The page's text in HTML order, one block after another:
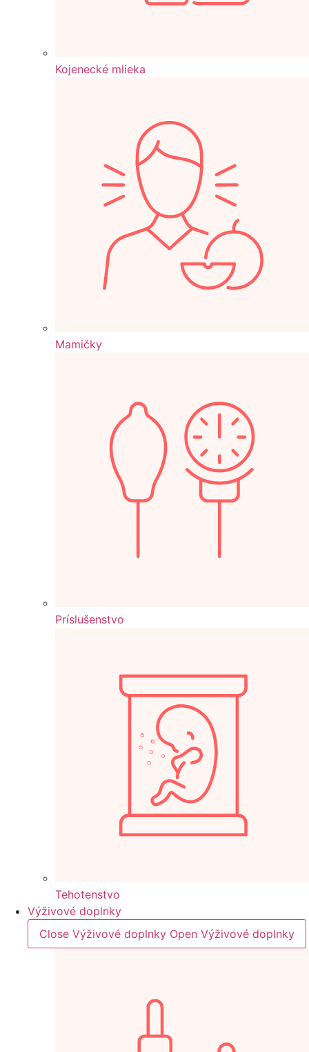
Kojenecké mlieka
Mamičky
Príslušenstvo
Tehotenstvo
Výživové doplnky
Close Výživové doplnky Open Výživové doplnky